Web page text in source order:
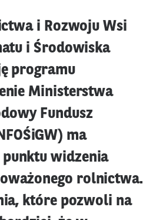
i Rozwoju Wsi
i Środowiska
programu
Ministerstwa
Fundusz
ma
widzenia
rolnictwa.
które pozwoli na